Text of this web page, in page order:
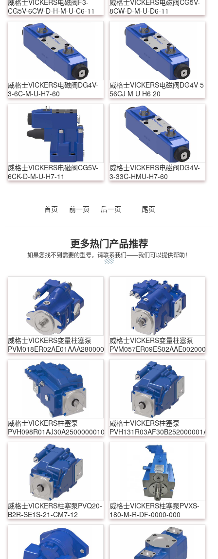
CG5V-6CW-D-H-M-U-C6-11
8CW-D-M-U-D6-11
威格士VICKERS电磁阀DG4V-
3-6C-M-U-H7-60
威格士VICKERS电磁阀DG4V 5
56CJ M U H6 20
威格士VICKERS电磁阀CG5V-
6CK-D-M-U-H7-11
威格士VICKERS电磁阀DG4V-
3-33C-HMU-H7-60
首页 前一页 后一页 尾页
更多热门产品推荐
如果您找不到需要的型号，请联系我们——我们可以提供帮助！
威格士VICKERS变量柱塞泵
PVM018ER02AE01AAA28000000A0A
威格士VICKERS变量柱塞泵
威格士VICKERS柱塞泵
PVH098R01AJ30A250000001001AB010A
威格士VICKERS柱塞泵
威格士VICKERS柱塞泵PVQ20-
B2R-SE1S-21-CM7-12
威格士VICKERS柱塞泵PVXS-
180-M-R-DF-0000-000